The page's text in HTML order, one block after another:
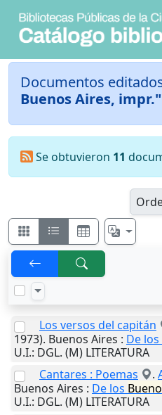
Documentos
Buenos Aires, impr."
Se obtuvieron 11
Los versos del capitán
1973). Buenos Aires : De los
U.I.: DGL. (M) LITERATURA
Cantares : Poemas
.
Buenos Aires : De los
U.I.: DGL. (M) LITERATURA